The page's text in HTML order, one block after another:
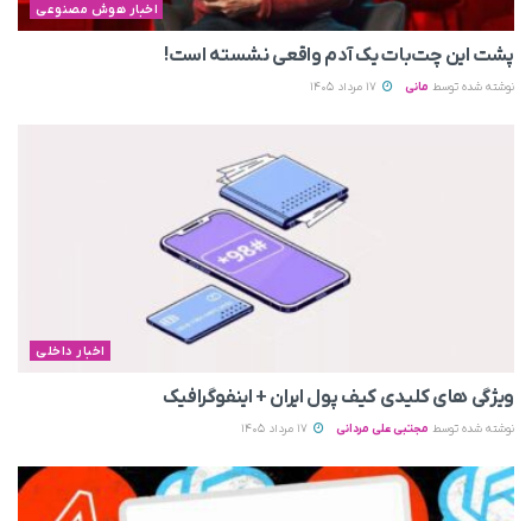
اخبار هوش مصنوعی
پشت این چت‌بات یک آدم واقعی نشسته است!
نوشته شده توسط مانی
اخبار داخلی
ویژگی های کلیدی کیف پول ایران + اینفوگرافیک
نوشته شده توسط مجتبی علی مردانی